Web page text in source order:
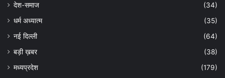
देश-समाज
(34)
धर्म अध्यात्म
(35)
नई दिल्ली
(64)
बड़ी ख़बर
(38)
मध्यप्रदेश
(179)